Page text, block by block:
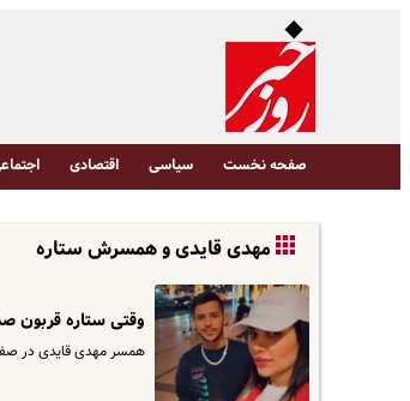
صفحه نخست سیاسی اقتصادی
مهدی قایدی و همسرش ستاره
وقتی ستاره قربون
همسر مهدی قایدی در